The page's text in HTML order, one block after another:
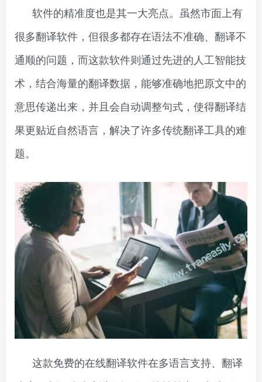
软件的精准度也是其一大亮点。虽然市面上有
很多翻译软件，但很多都存在语法不准确、翻译不
通顺的问题，而这款软件则通过先进的人工智能技
术，结合海量的翻译数据，能够准确地把原文中的
意思传递出来，并且会自动调整句式，使得翻译结
果更贴近自然语言，解决了许多传统翻译工具的难
题。
这款免费的在线翻译软件在多语言支持、翻译